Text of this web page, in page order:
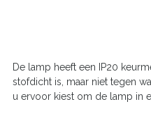
De lamp heeft een IP20
stofdicht is, maar niet tegen
u ervoor kiest om de lamp in